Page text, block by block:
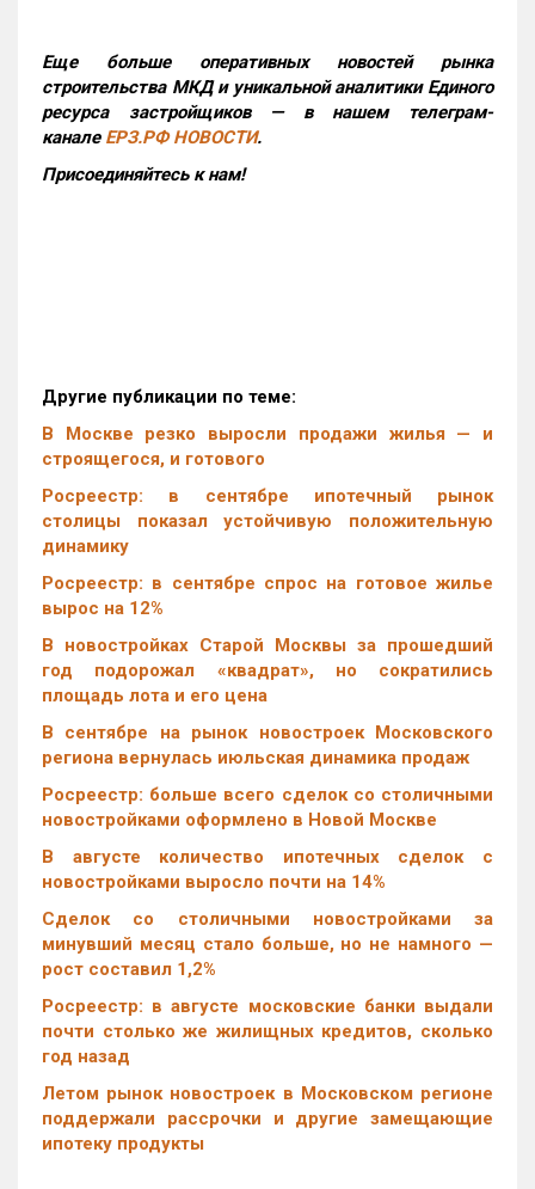
Еще больше оперативных новостей рынка
строительства МКД и уникальной аналитики Единого
ресурса застройщиков — в нашем телеграм-
канале ЕРЗ.РФ НОВОСТИ.
Присоединяйтесь к нам!
Другие публикации по теме:
В Москве резко выросли продажи жилья — и
строящегося, и готового
Росреестр: в сентябре ипотечный рынок
столицы показал устойчивую положительную
динамику
Росреестр: в сентябре спрос на готовое жилье
вырос на 12%
В новостройках Старой Москвы за прошедший
год подорожал «квадрат», но сократились
площадь лота и его цена
В сентябре на рынок новостроек Московского
региона вернулась июльская динамика продаж
Росреестр: больше всего сделок со столичными
новостройками оформлено в Новой Москве
В августе количество ипотечных сделок с
новостройками выросло почти на 14%
Cделок со столичными новостройками за
минувший месяц стало больше, но не намного —
рост составил 1,2%
Росреестр: в августе московские банки выдали
почти столько же жилищных кредитов, сколько
год назад
Летом рынок новостроек в Московском регионе
поддержали рассрочки и другие замещающие
ипотеку продукты